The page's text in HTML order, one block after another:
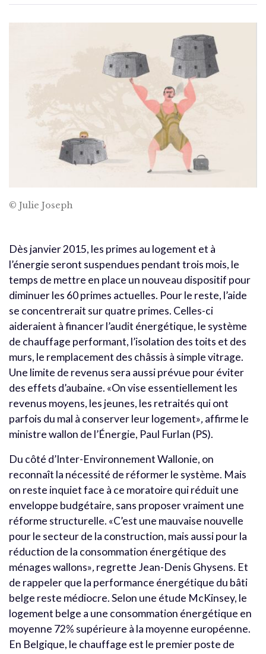
© Julie Joseph
Dès janvier 2015, les primes au logement et à
l’énergie seront suspendues pendant trois mois, le
temps de mettre en place un nouveau dispositif pour
diminuer les 60 primes actuelles. Pour le reste, l’aide
se concentrerait sur quatre primes. Celles-ci
aideraient à financer l’audit énergétique, le système
de chauffage performant, l’isolation des toits et des
murs, le remplacement des châssis à simple vitrage.
Une limite de revenus sera aussi prévue pour éviter
des effets d’aubaine. «On vise essentiellement les
revenus moyens, les jeunes, les retraités qui ont
parfois du mal à conserver leur logement»,affirme le
ministre wallon de l’Énergie, Paul Furlan (PS).
Du côté d’Inter-Environnement Wallonie, on
reconnaît la nécessité de réformer le système. Mais
on reste inquiet face à ce moratoire qui réduit une
enveloppe budgétaire, sans proposer vraiment une
réforme structurelle. «C’est une mauvaise nouvelle
pour le secteur de la construction, mais aussi pour la
réduction de la consommation énergétique des
ménages wallons»,regrette Jean-Denis Ghysens. Et
de rappeler que la performance énergétique du bâti
belge reste médiocre. Selon une étude McKinsey, le
logement belge a une consommation énergétique en
moyenne 72% supérieure à la moyenne européenne.
En Belgique, le chauffage est le premier poste de